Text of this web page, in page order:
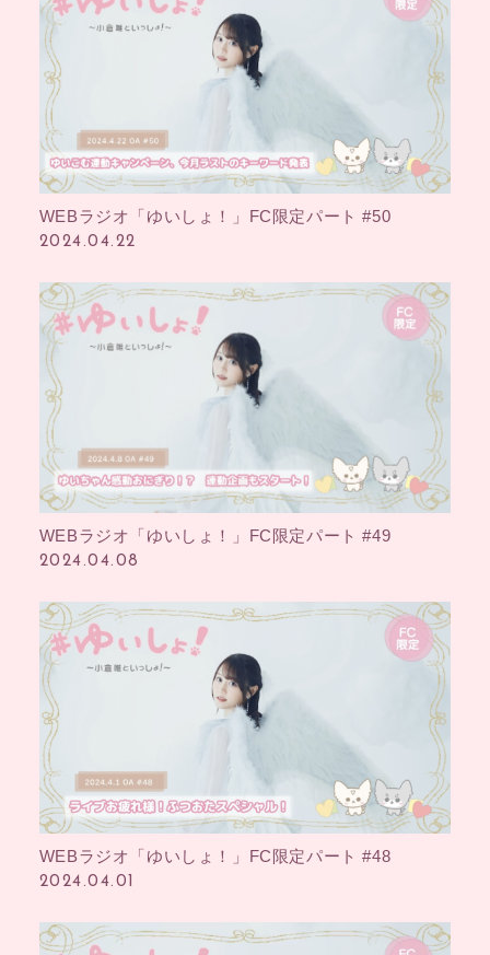
WEBラジオ「ゆいしょ！」FC限定パート #50
2024.04.22
WEBラジオ「ゆいしょ！」FC限定パート #49
2024.04.08
WEBラジオ「ゆいしょ！」FC限定パート #48
2024.04.01